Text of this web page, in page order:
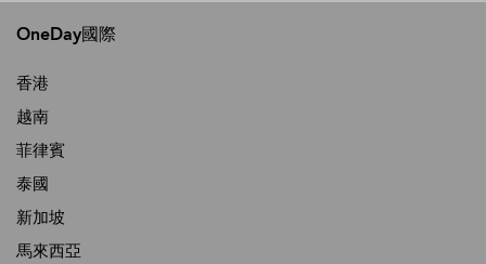
OneDay國際
香港
越南
菲律賓
泰國
新加坡
馬來西亞